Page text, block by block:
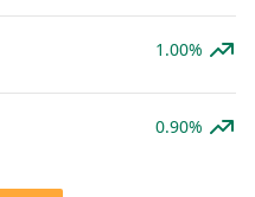
1.00%
0.90%